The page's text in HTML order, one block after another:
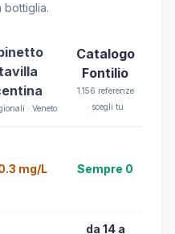
bottiglia.
· Veneto
Catalogo
Fontilio
1.156 referenze
· scegli tu
mg/L Sempre 0
da 14 a